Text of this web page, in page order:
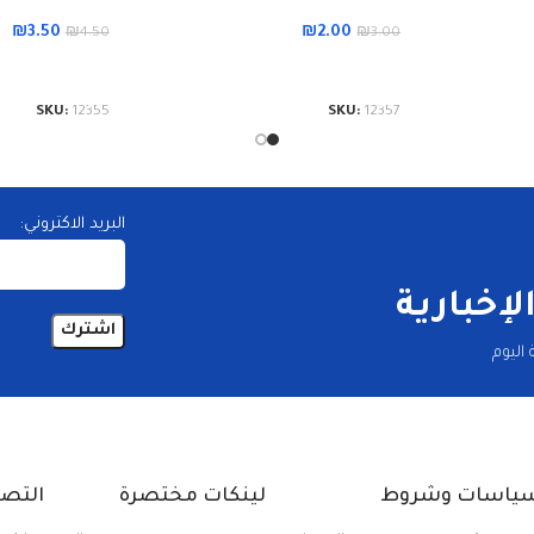
₪3.00
₪2.00
SKU: 12357
₪4.50
₪3.50
SKU: 12355
البريد الاكتروني:
لينكات مختصرة وشروط